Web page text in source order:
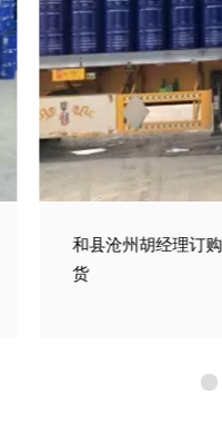
和县邯郸市杨经理
等待发货中